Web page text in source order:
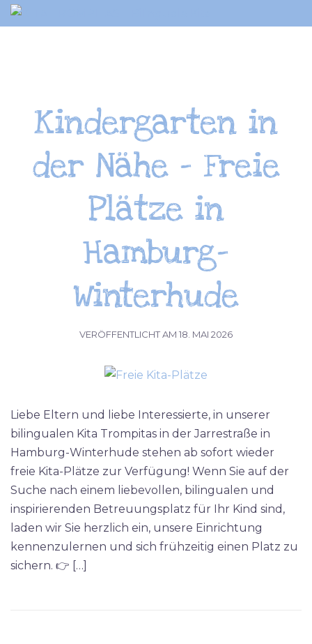
Springe
zum
Kindergarten in
der Nähe – Freie
Plätze in
Hamburg-
Winterhude
VERÖFFENTLICHT AM 18. MAI 2026
Liebe Eltern und liebe Interessierte, in unserer
bilingualen Kita Trompitas in der Jarrestraße in
Hamburg-Winterhude stehen ab sofort wieder
freie Kita-Plätze zur Verfügung! Wenn Sie auf der
Suche nach einem liebevollen, bilingualen und
inspirierenden Betreuungsplatz für Ihr Kind sind,
laden wir Sie herzlich ein, unsere Einrichtung
kennenzulernen und sich frühzeitig einen Platz zu
sichern. 👉 […]